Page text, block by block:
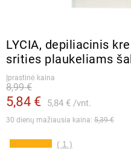
LYCIA, depiliacinis
srities plaukeliams
Įprastinė kaina
5,84 € 5,84 € vnt.
8,99 €
30 dienų mažiausia kaina: 5,39 €
( 1 )